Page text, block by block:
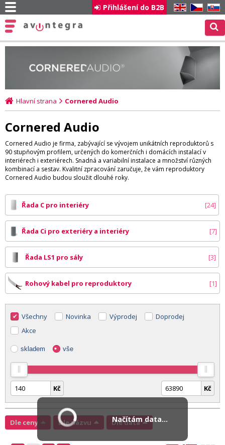
EN CZ SK
Přihlášení do B2B
Hlavní strana Cornered Audio
Cornered Audio
Cornered Audio je firma, zabývající se vývojem unikátních reproduktorů s
90 stupňovým profilem, určených do komerčních i domácích instalací v
interiérech i exteriérech. Snadná a variabilní instalace a množství různých
kombinací a sestav. Kvalitní zpracování zaručuje, že vám reproduktory
Cornered Audio budou sloužit dlouhé roky.
Řada C pro interiéry 24
Řada Ci pro exteriéry a interiéry 7
Řada LS1 pro sály 3
Rohový kabel pro reproduktory 1
Všechny Novinka Výprodej
Doprodej
Akce
skladem vše
Kč Kč
Dle ceny Dle názvu Dle data
Načítám data...